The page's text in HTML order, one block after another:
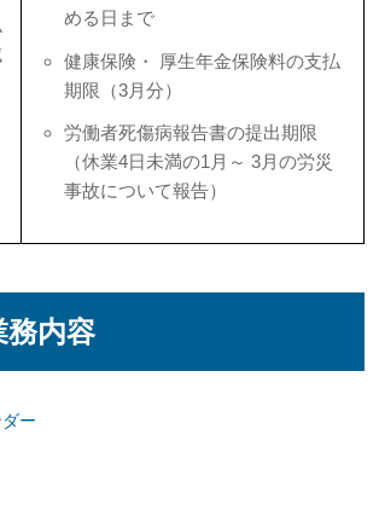
める日まで
健康保険・ 厚生年金保険料の支払
期限（3月分）
労働者死傷病報告書の提出期限
（休業4日未満の1月～ 3月の労災
事故について報告）
務内容
ー